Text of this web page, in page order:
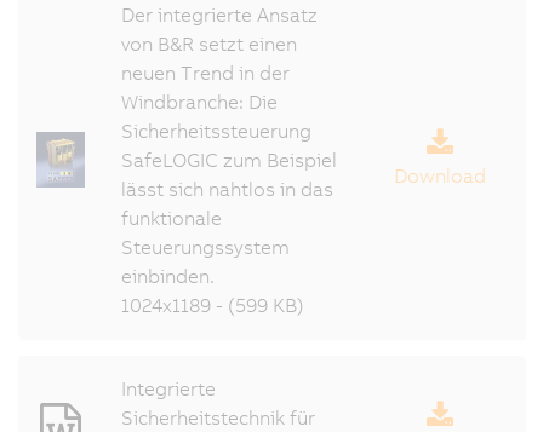
Der integrierte Ansatz
von B&R setzt einen
neuen Trend in der
Windbranche: Die
Sicherheitssteuerung
SafeLOGIC zum Beispiel
lässt sich nahtlos in das
funktionale
Steuerungssystem
einbinden.
1024x1189 - (599 KB)
Download
Integrierte
Sicherheitstechnik für